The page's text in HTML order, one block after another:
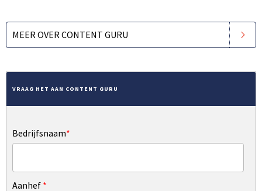
MEER OVER CONTENT GURU
VRAAG HET AAN CONTENT GURU
Bedrijfsnaam*
Aanhef *